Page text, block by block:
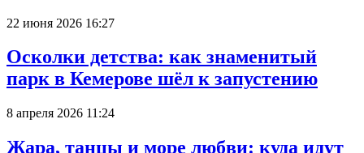
22 июня 2026 16:27
Осколки детства: как знаменитый
парк в Кемерове шёл к запустению
8 апреля 2026 11:24
Жара, танцы и море любви: куда идут